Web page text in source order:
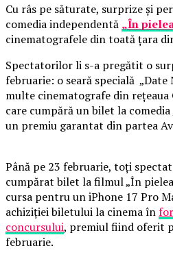
Cu râs pe săturate, surprize și
comedia independentă „În
cinematografele din toată țara
Spectatorilor li s-a pregătit o
februarie: o seară specială
multe cinematografe din
care cumpără un bilet la
un premiu garantat din partea
Până pe 23 februarie, toți
cumpărat bilet la filmul „În
cursa pentru un iPhone 17 Pro
achiziției biletului la cinema în
concursului, premiul fiind oferit
februarie.